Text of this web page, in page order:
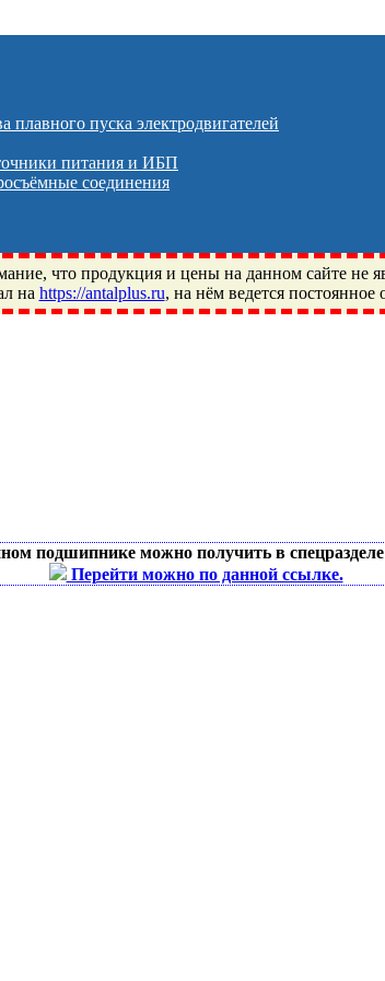
плавного пуска электродвигателей
питания и ИБП
соединения
что продукция и цены на данном сайте не
на https://antalplus.ru, на нём ведется
Москва, Пушкино, Королёв, Балашиха,
WHX, ZWZ, CRAFT, СПЗ-4, NECTECH,
подшипнике можно получить в
Перейти можно по данной ссылке.